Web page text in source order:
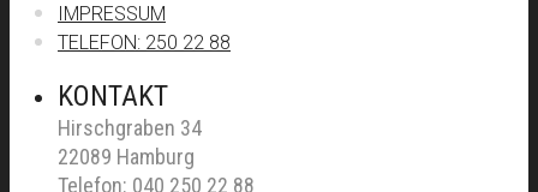
IMPRESSUM
TELEFON: 250 22 88
KONTAKT
Hirschgraben 34
22089 Hamburg
Telefon: 040 250 22 88